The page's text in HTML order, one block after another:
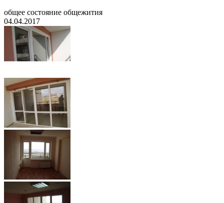
общее состояние общежития
04.04.2017